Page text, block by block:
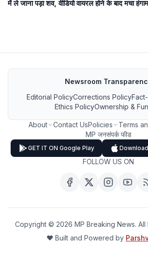
में ले जाना पड़ा शव, वीडियो वायरल होने के बाद मचा
Newsroom
Editorial PolicyCorrections Policy
Ethics PolicyOwnership &
About Contact UsPolicies
Terms
MP जनसंपर्क फीड
GET IT ON Google Play
FOLLOW US ON
Copyright © 2026 MP Breaking News.
❤️ Built and Powered by